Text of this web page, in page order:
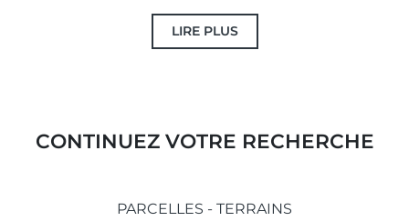
LIRE PLUS
CONTINUEZ VOTRE RECHERCHE
PARCELLES - TERRAINS